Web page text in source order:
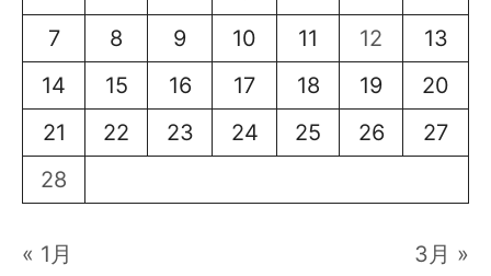
7
8 9 10 11 12
13
14
15 16 17 18 19
20
21
22 23 24 25 26
27
28
« 1月 3月 »